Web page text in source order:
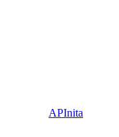
APInita